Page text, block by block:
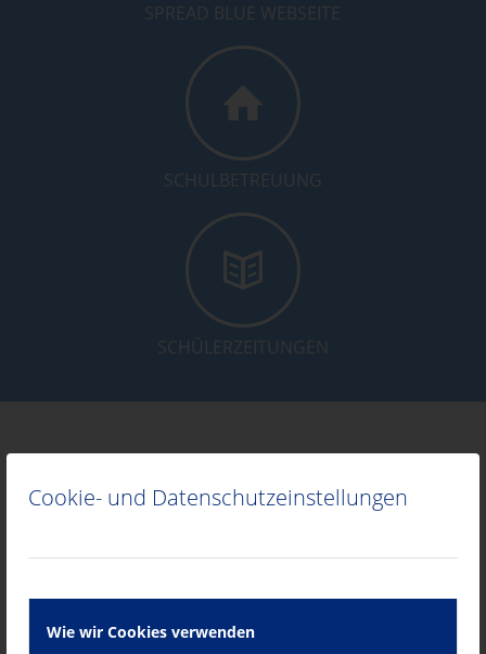
Cookie- und Datenschutzeinstellungen
Wie wir Cookies verwenden
SPREAD BLUE WEBSEITE
SCHULBETREUUNG
SCHÜLERZEITUNGEN
Kunden- & Firmenanfrage